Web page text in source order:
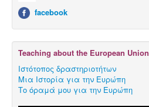
facebook
Teaching about the European Union
Ιστότοπος δραστηριοτήτων
Μια Ιστορία για την Ευρώπη
Το όραμά μου για την Ευρώπη